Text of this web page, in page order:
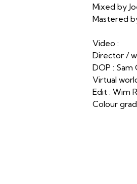
Mixed by
Mastered
Video :
Director /
DOP :
Virtual
Edit : Wim
Colour